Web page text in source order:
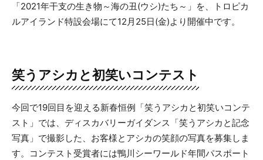
「2021年干支の生き物～海の丑(ウシ)たち～」を、トロピカ
ルアイランド特設会場にて12月25日(金)より開催中です。
笑うアシカと初笑いコンテスト
今回で19回目を迎える新春恒例「笑うアシカと初笑いコンテ
スト」では、ディスカバリーガイダンス「笑うアシカと記念
写真」で撮影した、お客様とアシカの笑顔の写真を募集しま
す。コンテスト受賞者には鴨川シーワールド年間パスポート